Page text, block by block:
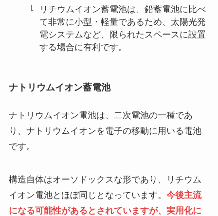
リチウムイオン蓄電池は、鉛蓄電池に比べ
て非常に小型・軽量であるため、太陽光発
電システムなど、限られたスペースに設置
する場合に有利です。
ナトリウムイオン蓄電池
ナトリウムイオン電池は、二次電池の一種であ
り、ナトリウムイオンを電子の移動に用いる電池
です。
構造自体はオーソドックスな形であり、リチウム
イオン電池とほぼ同じとなっています。 今後主流
になる可能性があるとされていますが、実用化に